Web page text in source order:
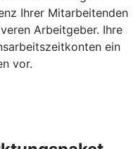
Ihrer Mitarbeitenden
Arbeitgeber. Ihre
ein
vor.